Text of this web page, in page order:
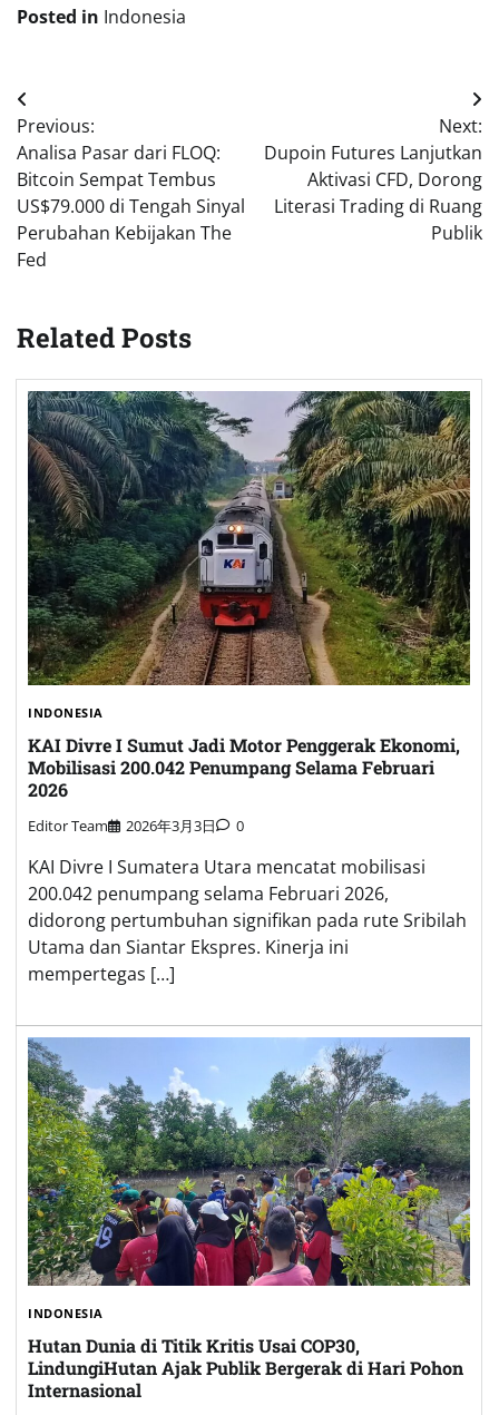
Posted in Indonesia
Post
navigation
Previous:
Analisa Pasar dari FLOQ:
Bitcoin Sempat Tembus
US$79.000 di Tengah Sinyal
Perubahan Kebijakan The
Fed
Next:
Dupoin Futures Lanjutkan
Aktivasi CFD, Dorong
Literasi Trading di Ruang
Publik
Related Posts
INDONESIA
KAI Divre I Sumut Jadi Motor Penggerak Ekonomi,
Mobilisasi 200.042 Penumpang Selama Februari
2026
Editor Team 2026年3月3日 0
KAI Divre I Sumatera Utara mencatat mobilisasi
200.042 penumpang selama Februari 2026,
didorong pertumbuhan signifikan pada rute Sribilah
Utama dan Siantar Ekspres. Kinerja ini
mempertegas […]
INDONESIA
Hutan Dunia di Titik Kritis Usai COP30,
LindungiHutan Ajak Publik Bergerak di Hari Pohon
Internasional